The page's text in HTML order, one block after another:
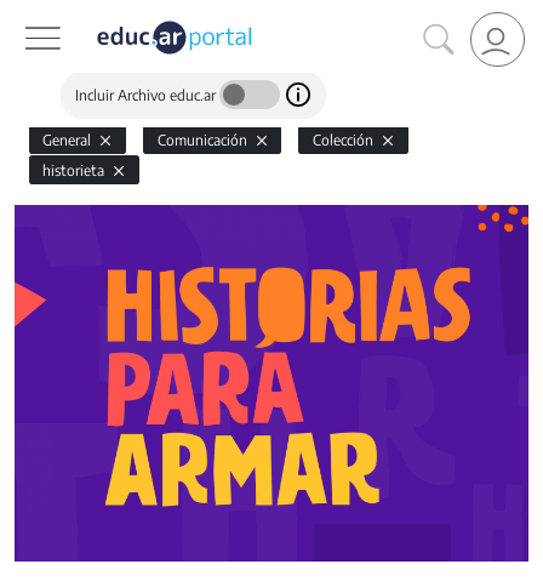
Incluir Archivo educ.ar
General Comunicación
Colección
historieta